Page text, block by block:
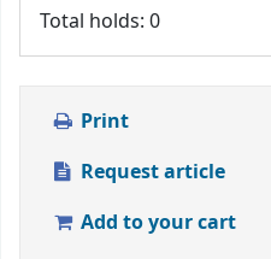
Total holds: 0
Print
Request article
Add to your cart